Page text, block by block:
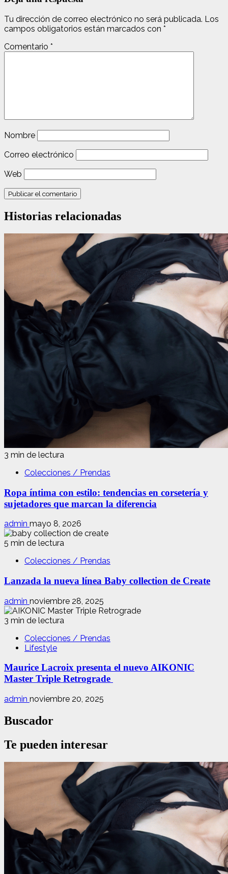
Tu dirección de correo electrónico no será publicada. Los
campos obligatorios están marcados con *
Comentario *
Nombre
Correo electrónico
Web
Historias relacionadas
3 min de lectura
Colecciones / Prendas
Ropa íntima con estilo: tendencias en corsetería y
sujetadores que marcan la diferencia
admin mayo 8, 2026
5 min de lectura
Colecciones / Prendas
Lanzada la nueva línea Baby collection de Create
admin noviembre 28, 2025
3 min de lectura
Colecciones / Prendas
Lifestyle
Maurice Lacroix presenta el nuevo AIKONIC
Master Triple Retrograde
admin noviembre 20, 2025
Buscador
Te pueden interesar